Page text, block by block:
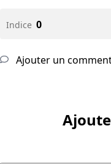
Indice 0
Ajouter un